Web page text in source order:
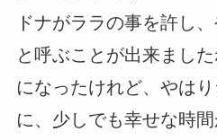
ドナがララの事を許し
と呼ぶことが出来まし
になったけれど、やは
に、少しでも幸せな時